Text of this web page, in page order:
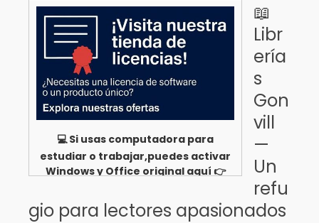
💻 Si usas computadora para
estudiar o trabajar,puedes activar
Windows y Office original aquí 👉
📖
Libr
ería
s
Gon
vill
—
Un
refu
gio para lectores apasionados